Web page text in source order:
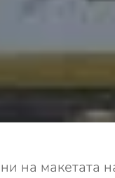
на макетата